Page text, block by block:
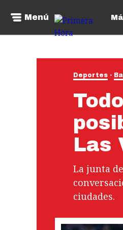
Menú
Deportes
Las
La junta
ciudades.